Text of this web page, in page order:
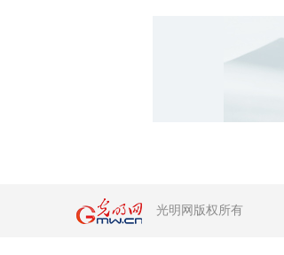
光明网版权所有